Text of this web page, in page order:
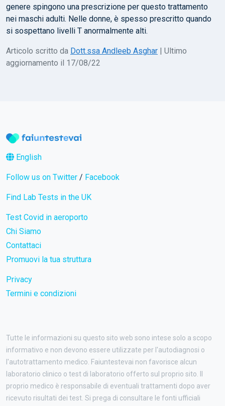
genere spingono una prescrizione per questo trattamento
nei maschi adulti. Nelle donne, è spesso prescritto quando
si sospettano livelli T anormalmente alti.
Articolo scritto da Dott.ssa Andleeb Asghar | Ultimo
aggiornamento il 17/08/22
English
Follow us on Twitter / Facebook
Find Lab Tests in the UK
Test Covid in aeroporto
Chi Siamo
Contattaci
Promuovi la tua struttura
Privacy
Termini e condizioni
Tutte le informazioni su questo sito web sono intese solo a scopo
informativo e non devono essere utilizzate per l'autodiagnosi o
l'autotrattamento medico. Faiuntestevai non favorisce alcun
laboratorio clinico o test di laboratorio offerto sul proprio sito. Il
proprio medico è responsabile di eventuali trattamenti dopo aver
ricevuto risultati dei test. Si prega di consultare le fonti ufficiali